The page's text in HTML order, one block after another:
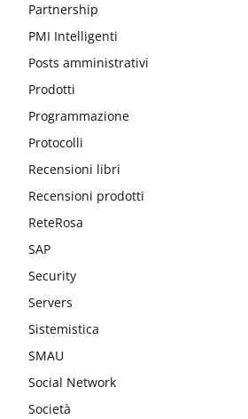
Partnership
PMI Intelligenti
Posts amministrativi
Prodotti
Programmazione
Protocolli
Recensioni libri
Recensioni prodotti
ReteRosa
SAP
Security
Servers
Sistemistica
SMAU
Social Network
Società